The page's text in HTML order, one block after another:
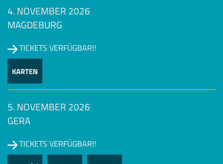
4. NOVEMBER 2026
MAGDEBURG
TICKETS VERFÜGBAR!!
5. NOVEMBER 2026
GERA
TICKETS VERFÜGBAR!!